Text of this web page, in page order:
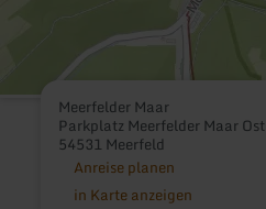
Meerfelder Maar
Parkplatz Meerfelder Maar Ost
54531 Meerfeld
Anreise planen
in Karte anzeigen